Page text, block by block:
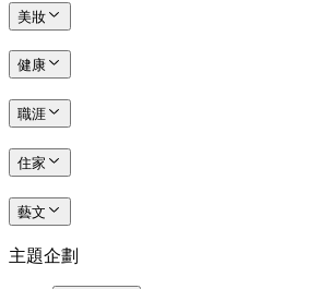
美妝
健康
職涯
住家
藝文
主題企劃